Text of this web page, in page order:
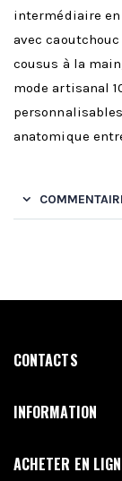
intermédiaire
avec
cousus à la
mode artisanal
anatomique
CONTACTS
INFORMATION
ACHETER EN